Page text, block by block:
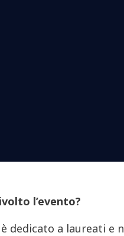
l’evento?
è dedicato a laureati